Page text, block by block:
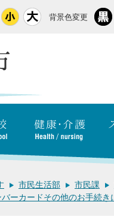
背景色変更
市民生活部 市民課
ーカードその他のお手続き